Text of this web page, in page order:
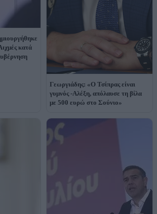
κατά
Γεωργιάδης: «Ο Τσίπρας είναι
γυμνός -Αλέξη, απόλαυσε τη βίλα
με 500 ευρώ στο Σούνιο»